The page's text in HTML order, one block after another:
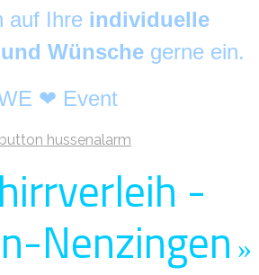
auf Ihre individuelle
Wünsche gerne ein.
❤ Event
-
Nenzingen »